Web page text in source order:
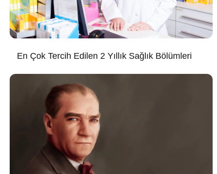
En Çok Tercih Edilen 2 Yıllık Sağlık Bölümleri